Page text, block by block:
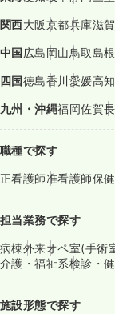
関西大阪京都兵庫滋賀
中国広島岡山鳥取島根
四国徳島香川愛媛高知
九州・沖縄福岡佐賀
職種で探す
正看護師准看護師保
担当業務で探す
病棟外来オペ室(手術
介護・福祉系検診・
施設形態で探す